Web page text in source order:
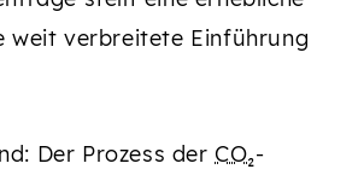
weit verbreitete Einführung
Der Prozess derCO₂-